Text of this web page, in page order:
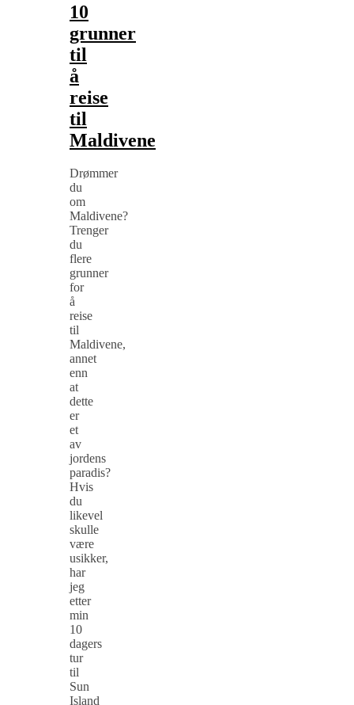
10
grunner
til
å
reise
til
Maldivene
Drømmer
du
om
Maldivene?
Trenger
du
flere
grunner
for
å
reise
til
Maldivene,
annet
enn
at
dette
er
et
av
jordens
paradis?
Hvis
du
likevel
skulle
være
usikker,
har
jeg
etter
min
10
dagers
tur
til
Sun
Island